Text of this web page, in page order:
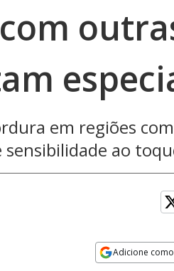
em regiões
sensibilidade ao
Adicione
Velocidade